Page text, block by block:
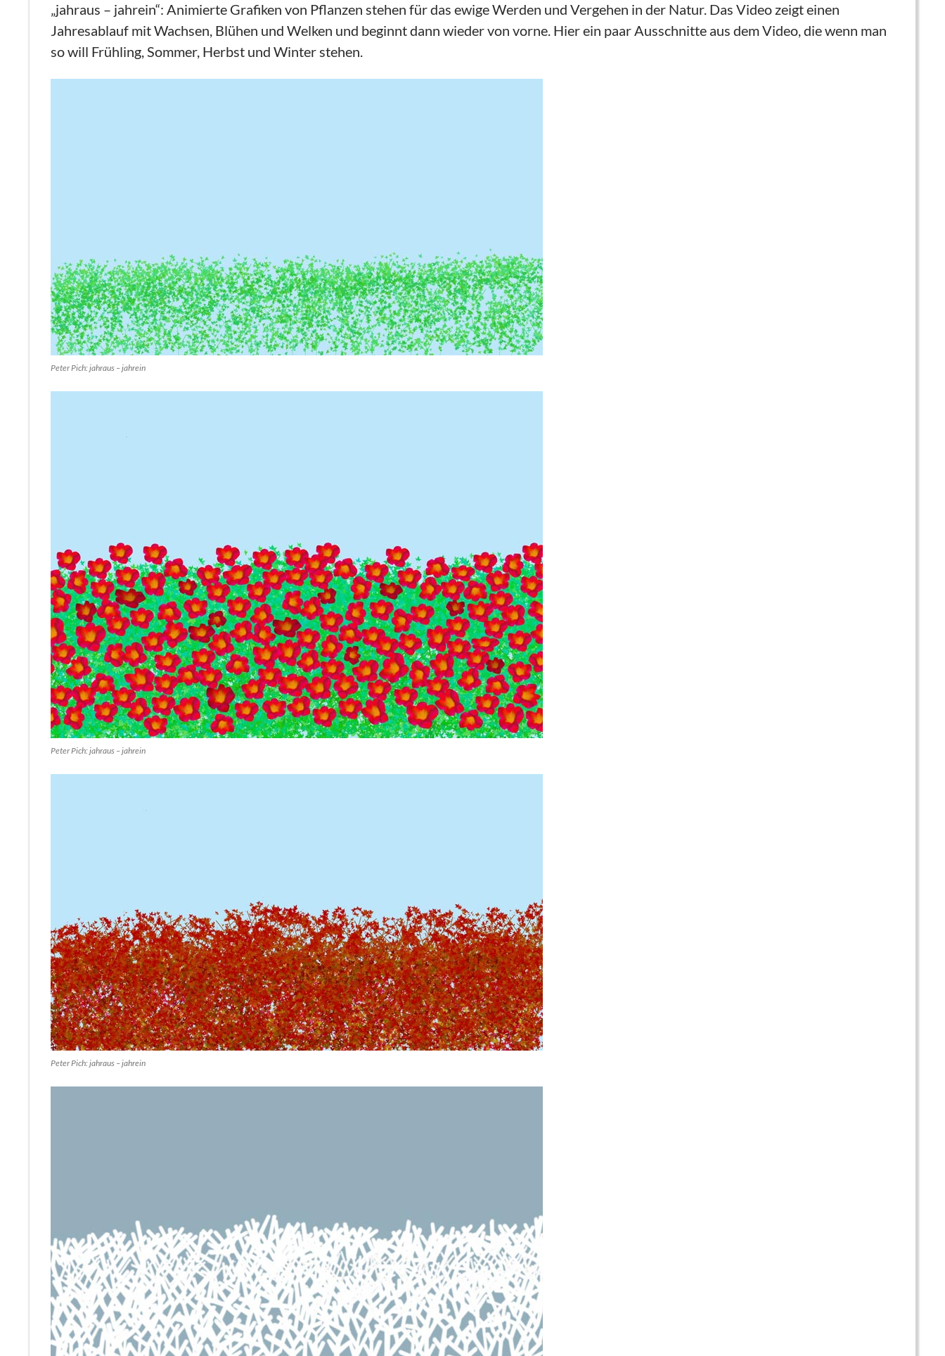
„jahraus – jahrein“: Animierte Grafiken von Pflanzen stehen für das ewige Werden und Vergehen in der Natur. Das Video zeigt einen
Jahresablauf mit Wachsen, Blühen und Welken und beginnt dann wieder von vorne. Hier ein paar Ausschnitte aus dem Video, die wenn man
so will Frühling, Sommer, Herbst und Winter stehen.
Peter Pich: jahraus – jahrein
Peter Pich: jahraus – jahrein
Peter Pich: jahraus – jahrein